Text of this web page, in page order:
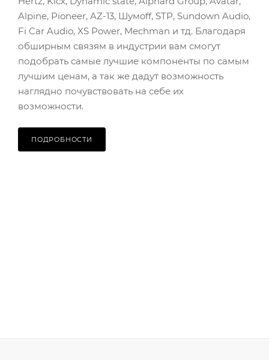
Alpine, Pioneer, AZ-13, Шумoff, STP, Sundown Audio,
Fi Car Audio, XS Power, Mechman и тд. Благодаря
обширным связям в индустрии вам смогут
подобрать самые лучшие компоненты по самым
лучшим ценам, а так же дадут возможность
наглядно почувствовать на себе их
возможности.
ПОДРОБНОСТИ